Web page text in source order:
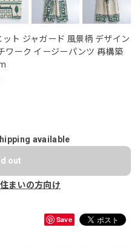
ト ジャガード 風景柄 デザイン
ワーク イージーパンツ 再構築
available
out
まいの方向け
Save